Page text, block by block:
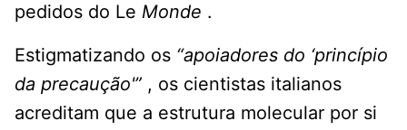
pedidos do Le Monde .
Estigmatizando os “apoiadores do ‘princípio
da precaução'” , os cientistas italianos
acreditam que a estrutura molecular por si